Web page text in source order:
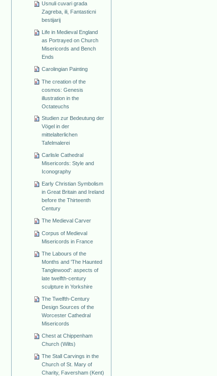
Usnuli cuvari grada
Zagreba, ili, Fantasticni
bestijarij
Life in Medieval England
as Portrayed on Church
Misericords and Bench
Ends
Carolingian Painting
The creation of the
cosmos: Genesis
illustration in the
Octateuchs
Studien zur Bedeutung der
Vögel in der
mittelalterlichen
Tafelmalerei
Carlisle Cathedral
Misericords: Style and
Iconography
Early Christian Symbolism
in Great Britain and Ireland
before the Thirteenth
Century
The Medieval Carver
Corpus of Medieval
Misericords in France
The Labours of the
Months and 'The Haunted
Tanglewood': aspects of
late twelfth-century
sculpture in Yorkshire
The Twelfth-Century
Design Sources of the
Worcester Cathedral
Misericords
Chest at Chippenham
Church (Wilts)
The Stall Carvings in the
Church of St. Mary of
Charity, Faversham (Kent)